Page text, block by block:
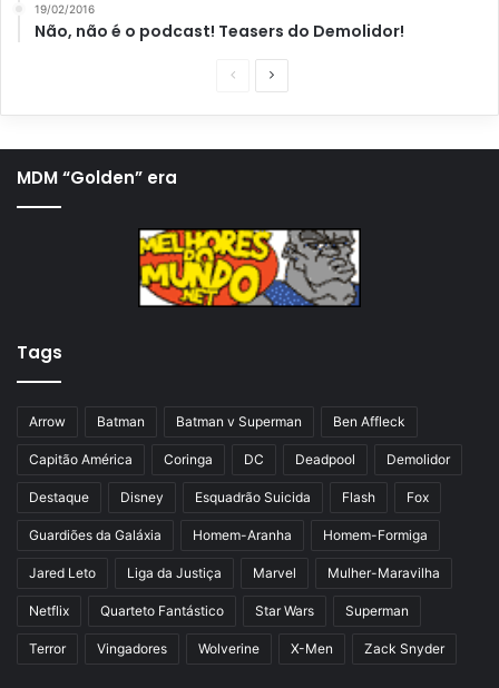
19/02/2016
Não, não é o podcast! Teasers do Demolidor!
a
a
n
m
a
p
n
MDM “Golden” era
Tags
Arrow Batman Batman v Superman Ben Affleck
Capitão América Coringa DC Deadpool Demolidor
Destaque Disney Esquadrão Suicida Flash Fox
Guardiões da Galáxia Homem-Aranha Homem-Formiga
Jared Leto Liga da Justiça Marvel Mulher-Maravilha
Netflix Quarteto Fantástico Star Wars Superman
Terror Vingadores Wolverine X-Men Zack Snyder